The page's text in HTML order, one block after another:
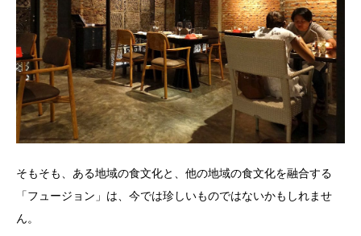
そもそも、ある地域の食文化と、他の地域の食文化を融合する
「フュージョン」は、今では珍しいものではないかもしれませ
ん。